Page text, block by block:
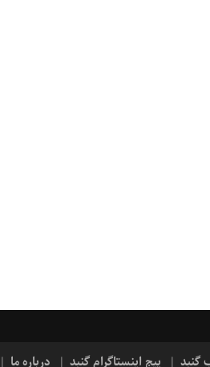
گنبد پیج اینستاگرام گنبد درباره ما